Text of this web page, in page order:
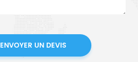
ENVOYER UN DEVIS